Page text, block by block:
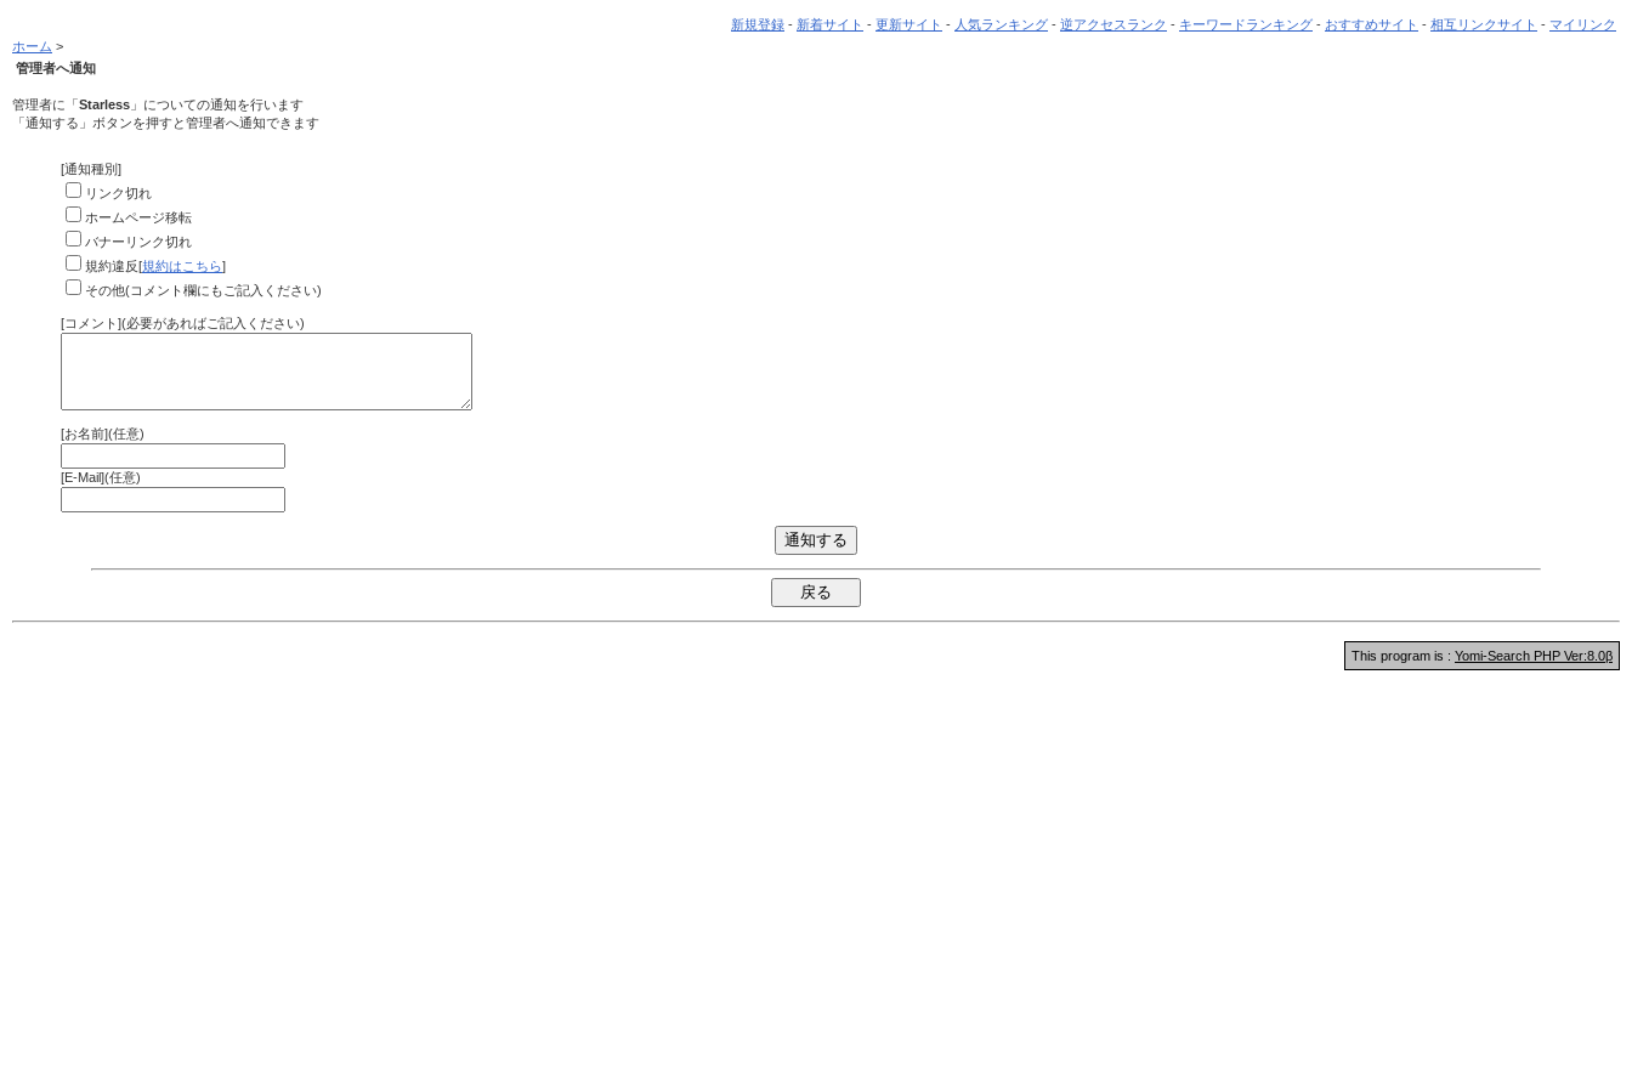
新規登録 - 新着サイト - 更新サイト - 人気ランキング - 逆アクセスランク - キーワードランキング - おすすめサイト - 相互リンクサイト - マイリンク
ホーム >
管理者へ通知
管理者に「Starless 」についての通知を行います
「通知する」ボタンを押すと管理者へ通知できます
[通知種別]
リンク切れ
ホームページ移転
バナーリンク切れ
規約違反[規約はこちら]
その他(コメント欄にもご記入ください)
[コメント](必要があればご記入ください)
[お名前](任意)
[E-Mail](任意)
This program is : Yomi-Search PHP Ver:8.0β